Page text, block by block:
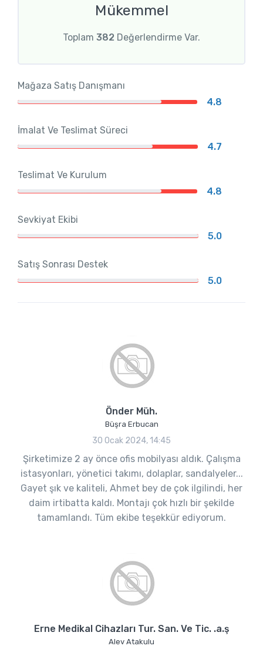
Mükemmel
Toplam 382 Değerlendirme Var.
Mağaza Satış Danışmanı
4.8
İmalat Ve Teslimat Süreci
4.7
Teslimat Ve Kurulum
4.8
Sevkiyat Ekibi
5.0
Satış Sonrası Destek
5.0
Önder Müh.
Büşra Erbucan
30 Ocak 2024, 14:45
Şirketimize 2 ay önce ofis mobilyası aldık. Çalışma
istasyonları, yönetici takımı, dolaplar, sandalyeler...
Gayet şık ve kaliteli, Ahmet bey de çok ilgilindi, her
daim irtibatta kaldı. Montajı çok hızlı bir şekilde
tamamlandı. Tüm ekibe teşekkür ediyorum.
Erne Medikal Cihazları Tur. San. Ve Tic. .a.ş
Alev Atakulu